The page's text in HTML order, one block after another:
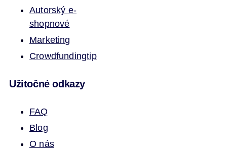
Autorský e-
shopnové
Marketing
Crowdfundingtip
Užitočné odkazy
FAQ
Blog
O nás